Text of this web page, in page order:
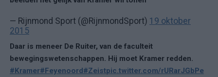
— Rijnmond Sport (@RijnmondSport) 19 oktober
2015
Daar is meneer De Ruiter, van de faculteit
bewegingswetenschappen. Hij moet Kramer redden.
#Kramer#Feyenoord#Zeistpic.twitter.com/rURarJGbPe